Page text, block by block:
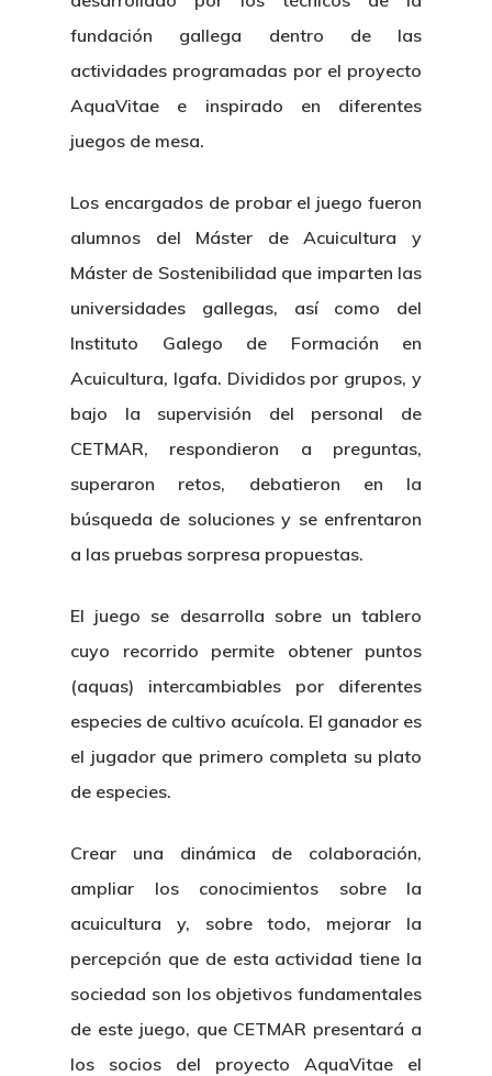
fundación gallega dentro de las
actividades programadas por el proyecto
AquaVitae e inspirado en diferentes
juegos de mesa.
Los encargados de probar el juego fueron
alumnos del Máster de Acuicultura y
Máster de Sostenibilidad que imparten las
universidades gallegas, así como del
Instituto Galego de Formación en
Acuicultura, Igafa. Divididos por grupos, y
bajo la supervisión del personal de
CETMAR, respondieron a preguntas,
superaron retos, debatieron en la
búsqueda de soluciones y se enfrentaron
a las pruebas sorpresa propuestas.
El juego se desarrolla sobre un tablero
cuyo recorrido permite obtener puntos
(aquas) intercambiables por diferentes
especies de cultivo acuícola. El ganador es
el jugador que primero completa su plato
de especies.
Crear una dinámica de colaboración,
ampliar los conocimientos sobre la
acuicultura y, sobre todo, mejorar la
percepción que de esta actividad tiene la
sociedad son los objetivos fundamentales
de este juego, que CETMAR presentará a
los socios del proyecto AquaVitae el